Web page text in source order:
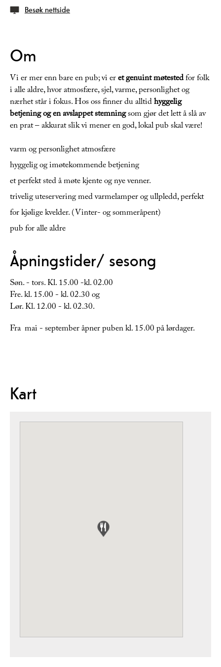
Besøk nettside
Om
Vi er mer enn bare en pub; vi eret genuint møtestedfor folk
i alle aldre, hvor atmosfære, sjel, varme, personlighet og
nærhet står i fokus. Hos oss finner du alltidhyggelig
betjening og en avslappet stemningsom gjør det lett å slå av
en prat – akkurat slik vi mener en god, lokal pub skal være!
varm og personlighet atmosfære
hyggelig og imøtekommende betjening
et perfekt sted å møte kjente og nye venner.
trivelig uteservering med varmelamper og ullpledd, perfekt
for kjølige kvelder. (Vinter- og sommeråpent)
pub for alle aldre
Åpningstider/ sesong
Søn. - tors. Kl. 15.00 -kl. 02.00
Fre. kl. 15.00 - kl. 02.30 og
Lør. Kl. 12.00 - kl. 02.30.
Fra mai - september åpner puben kl. 15.00 på lørdager.
Kart